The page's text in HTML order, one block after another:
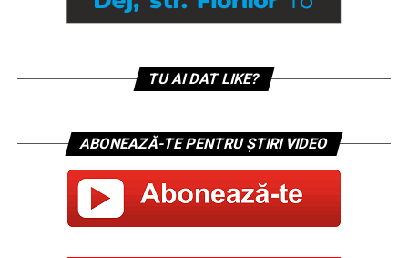
TU AI DAT LIKE?
ABONEAZĂ-TE PENTRU ȘTIRI VIDEO